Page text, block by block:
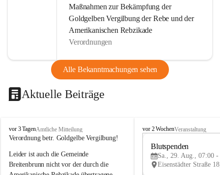
Maßnahmen zur Bekämpfung der
Goldgelben Vergilbung der Rebe und der
Amerikanischen Rebzikade
Verordnungen
Alle Bekanntmachungen sehen
Aktuelle Beiträge
B
r
i
t
vor 3 TagenAmtliche Mitteilung
Verordnung betr. Goldgelbe Vergilbung!
Leider ist auch die Gemeinde
Breitenbrunn nicht vor der durch die
B
vor 2 WochenVeranstaltung
Blutspenden
Sa., 29. Aug., 07:00 -